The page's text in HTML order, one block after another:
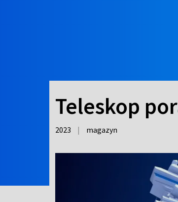
Teleskop
2023 | magazyn